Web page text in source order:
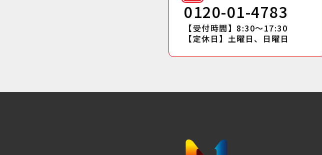
0120-01-4783
【受付時間】8:30～17:30
【定休日】土曜日、日曜日